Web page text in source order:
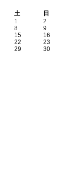
土
日
1
2
8
9
15
16
22
23
29
30